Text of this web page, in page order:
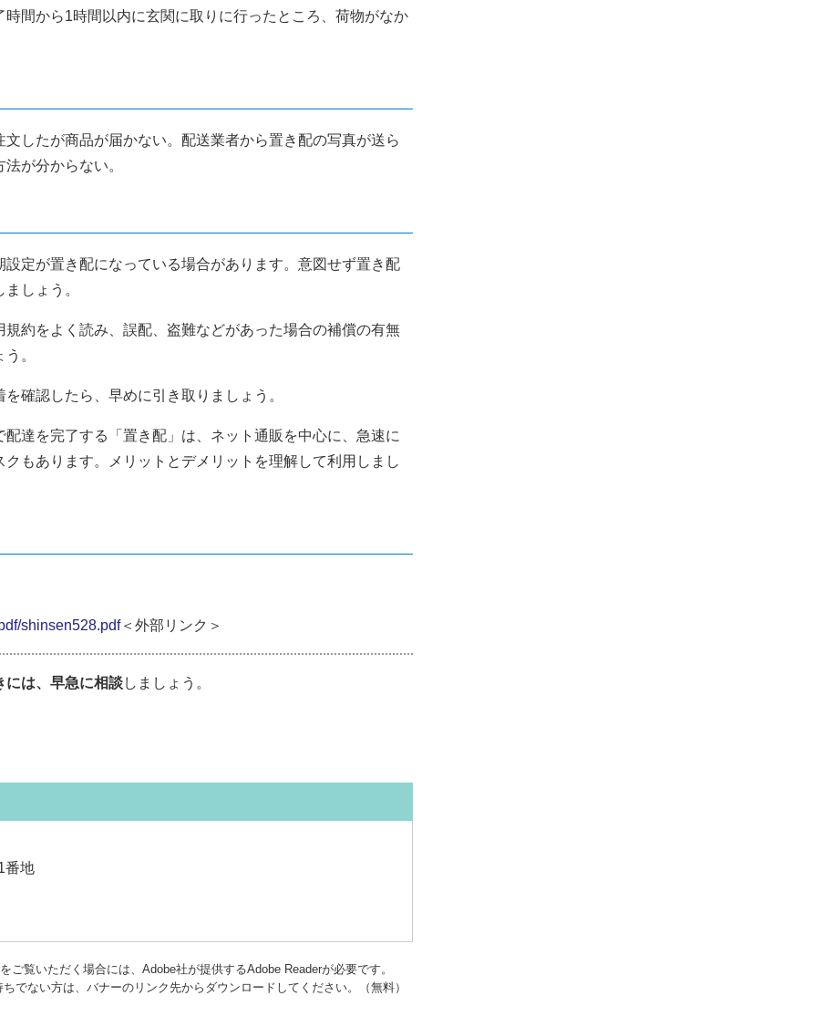
間から1時間以内に玄関に取りに行ったところ、荷物がなか
したが商品が届かない。配送業者から置き配の写真が送ら
が分からない。
設定が置き配になっている場合があります。意図せず置き配
しょう。
規約をよく読み、誤配、盗難などがあった場合の補償の有無
。
確認したら、早めに引き取りましょう。
配達を完了する「置き配」は、ネット通販を中心に、急速に
もあります。メリットとデメリットを理解して利用しまし
shinsen528.pdf​​＜外部リンク＞
には、早急に相談しましょう。
番地
ご覧いただく場合には、Adobe社が提供するAdobe Readerが必要です。
でない方は、バナーのリンク先からダウンロードしてください。（無料）